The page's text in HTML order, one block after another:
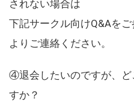
されない場合は
下記サークル向けQ&Aを
よりご連絡ください。
④退会したいのですが、
すか？